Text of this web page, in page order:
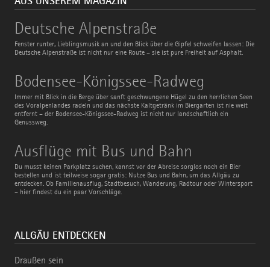
Deutsche Alpenstraße
Fenster runter, Lieblingsmusik an und den Blick über die Gipfel schweifen lassen: Die
Deutsche Alpenstraße ist nicht nur eine Route – sie ist pure Freiheit auf Asphalt.
Deutsche
Alpenstraße
Bodensee-Königssee-Radweg
Immer mit Blick in die Berge über sanft geschwungene Hügel zu den herrlichen Seen
des Voralpenlandes radeln und das nächste Kaltgetränk im Biergarten ist nie weit
entfernt – der Bodensee-Königssee-Radweg ist nicht nur landschaftlich ein
Genussweg.
Bodensee-
Königssee-
Radweg
Ausflüge mit Bus und Bahn
Du musst keinen Parkplatz suchen, kannst vor der Abreise sorglos noch ein Bier
bestellen und ist teilweise sogar gratis: Nutze Bus und Bahn, um das Allgäu zu
entdecken. Ob Familienausflug, Stadtbesuch, Wanderung, Radtour oder Wintersport
– hier findest du ein paar Vorschläge.
Ausflüge
mit
Bus
und
Bahn
ALLGÄU ENTDECKEN
Draußen sein